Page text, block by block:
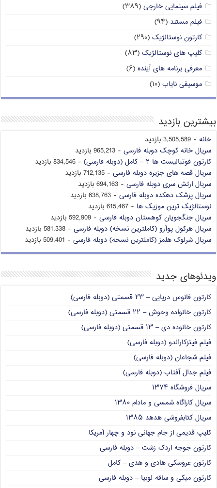
فیلم سینمایی خارجی (۳۸۹)
فیلم مستند (۹۴)
کارتون نوستالژیک (۲۹۰)
کلیپ های نوستالژیک (۸۳)
معرفی برنامه های آینده (۶)
موسیقی نایاب (۱۰)
بیشترین بازدید
خانه - 3,505,589 بازدید
سریال خانه کوچک دوبله فارسی - 965,213 بازدید
کارتون فوتبالیست ها ۲ – کامل (دوبله فارسی)
- 834,546 بازدید
سریال قصه های جزیره دوبله فارسی - 712,135 بازدید
سریال ارتش سری دوبله فارسی - 694,163 بازدید
سریال پزشک دهکده دوبله فارسی - 638,763 بازدید
نوستالژیک ترین موزیک ها - 615,467 بازدید
سریال جنگجویان کوهستان دوبله فارسی - 592,909 بازدید
سریال هرکول پوآرو (کاملترین نسخه) دوبله فارسی - 581,338 بازدید
سریال شرلوک هلمز (کاملترین نسخه) دوبله فارسی - 509,401 بازدید
ویدئوهای جدید
کارتون فانوس دریایی – ۲۳ قسمتی (دوبله فارسی)
کارتون خانواده وحوش – ۲۲ قسمتی (دوبله فارسی)
کارتون خانوده دی – ۱۳ قسمتی (دوبله فارسی)
فیلم فیتزکارالدو (دوبله فارسی)
فیلم شجاعان (دوبله فارسی)
فیلم جدال آفتاب (دوبله فارسی)
سریال فروشگاه ۱۳۷۴
سریال کاراگاه شمسی و مادام ۱۳۸۰
سریال کتابفروشی هدهد ۱۳۸۵
کلیپ قدیمی از جام جهانی نود و چهار آمریکا
کارتون جوجه اردک زشت – دوبله فارسی
کارتون عروسکی هادی و هدی – کامل
کارتون میکی و ساقه لوبیا – دوبله فارسی